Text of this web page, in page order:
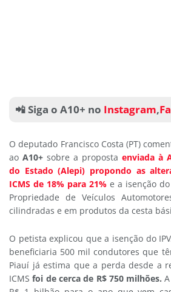
📲 Siga o A10+ no Instagram,
O deputado Francisco Costa (PT)
ao A10+ sobre a proposta enviada à
do Estado (Alepi) propondo as
ICMS de 18% para 21% e a isenção
Propriedade de Veículos
cilindradas e em produtos da cesta
O petista explicou que a isenção do
beneficiaria 500 mil condutores que
Piauí já estima que a perda desde a
ICMSfoi de cerca de R$ 750 milhões.